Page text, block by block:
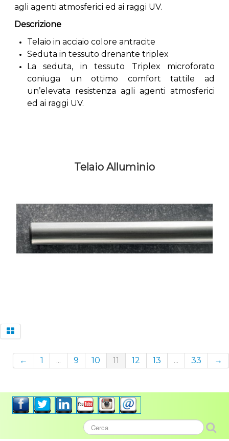
agli agenti atmosferici ed ai raggi UV.
Descrizione
Telaio in acciaio colore antracite
Seduta in tessuto drenante triplex
La seduta, in tessuto Triplex microforato
coniuga un ottimo comfort tattile ad
un’elevata resistenza agli agenti atmosferici
ed ai raggi UV.
Telaio Alluminio
← 1 ... 9 10 11 12 13 ... 33 →